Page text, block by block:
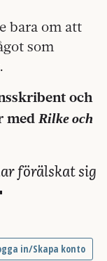
bara om att
som
och
med Rilke och
förälskat sig